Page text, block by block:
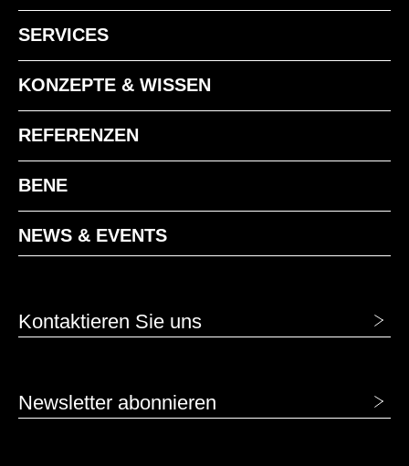
SERVICES
KONZEPTE & WISSEN
REFERENZEN
BENE
NEWS & EVENTS
Kontaktieren Sie uns
Newsletter abonnieren